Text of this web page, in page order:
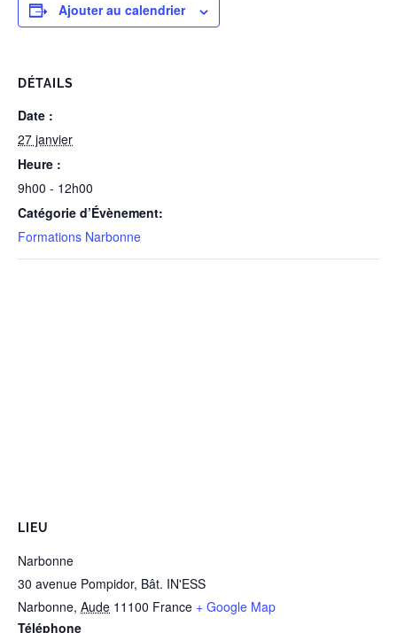
Ajouter au calendrier
DÉTAILS
Date :
27 janvier
Heure :
9h00 - 12h00
Catégorie d’Évènement:
Formations Narbonne
LIEU
Narbonne
30 avenue Pompidor, Bât. IN'ESS
Narbonne, Aude 11100 France + Google Map
Téléphone